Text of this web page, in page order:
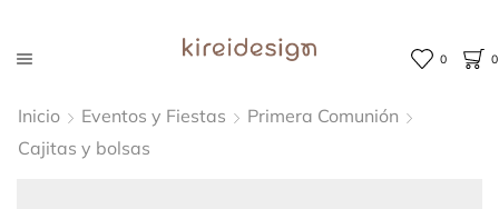
0 0
Inicio Eventos y Fiestas
Primera Comunión
Cajitas y bolsas